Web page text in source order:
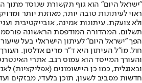
"ישראל היום" הוא גוף תקשורת שנוסד מתוך
ראוי לעיתונות טובה יותר, מאוזנת יותר
ולא צועקת. עיתונות אמינה, אובייקטיבית
הפך "ישראל היום" לעיתון הישראלי בעל
חול. מו"ל העיתון היא ד"ר מרים אדלסון.
והעורך המייסד הוא עמוס רגב. אתרי
חדשות מסביב לשעון, תוכן בלעדי, מבזקים